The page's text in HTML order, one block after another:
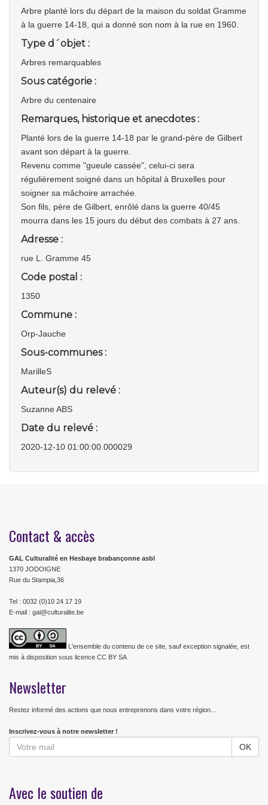
Arbre planté lors du départ de la maison du soldat Gramme
à la guerre 14-18, qui a donné son nom à la rue en 1960.
Type d´objet :
Arbres remarquables
Sous catégorie :
Arbre du centenaire
Remarques, historique et anecdotes :
Planté lors de la guerre 14-18 par le grand-père de Gilbert
avant son départ à la guerre.
Revenu comme "gueule cassée", celui-ci sera
régulièrement soigné dans un hôpital à Bruxelles pour
soigner sa mâchoire arrachée.
Son fils, père de Gilbert, enrôlé dans la guerre 40/45
mourra dans les 15 jours du début des combats à 27 ans.
Adresse :
rue L. Gramme 45
Code postal :
1350
Commune :
Orp-Jauche
Sous-communes :
MarilleS
Auteur(s) du relevé :
Suzanne ABS
Date du relevé :
2020-12-10 01:00:00.000029
Contact & accès
GAL Culturalité en Hesbaye brabançonne asbl
1370 JODOIGNE
Rue du Stampia,36
Tel : 0032 (0)10 24 17 19
E-mail : gal@culturalite.be
L'ensemble du contenu de ce site, sauf exception signalée, est
mis à disposition sous licence CC BY SA
Newsletter
Restez informé des actions que nous entreprenons dans votre région...
Inscrivez-vous à notre newsletter !
Avec le soutien de